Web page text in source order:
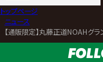
トップページ
ニュース
【通販限定】丸藤正道NOAHグ